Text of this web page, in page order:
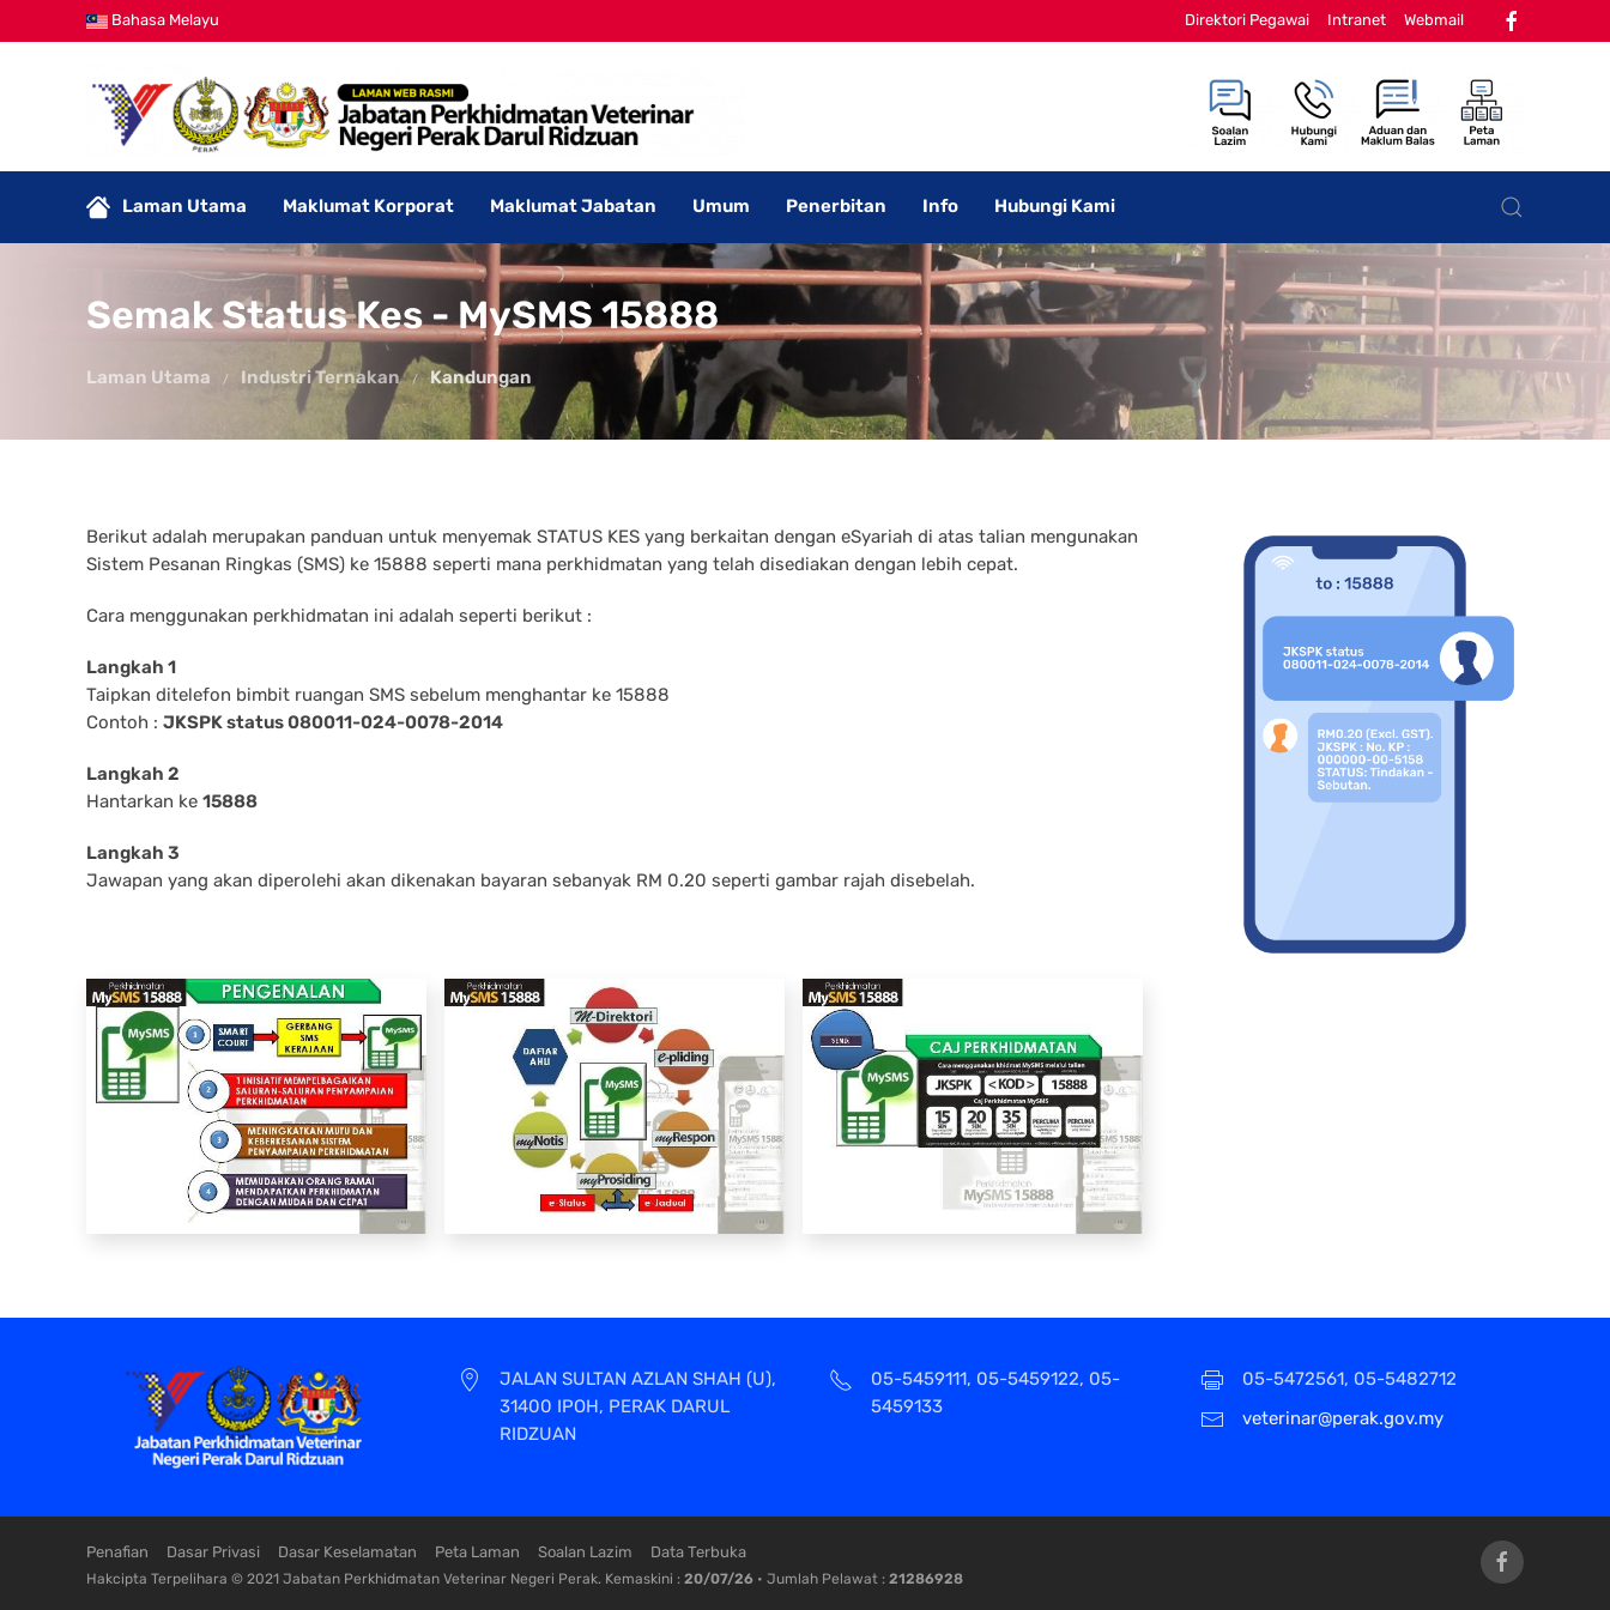
Bahasa Melayu Direktori Pegawai Intranet Webmail
Laman Utama Maklumat Korporat Maklumat Jabatan Umum Penerbitan Info Hubungi Kami
Semak Status Kes - MySMS 15888
Laman Utama Industri Ternakan Kandungan
Berikut adalah merupakan panduan untuk menyemak STATUS KES yang berkaitan dengan eSyariah di atas talian mengunakan
Sistem Pesanan Ringkas (SMS) ke 15888 seperti mana perkhidmatan yang telah disediakan dengan lebih cepat.
Cara menggunakan perkhidmatan ini adalah seperti berikut :
Langkah 1
Taipkan ditelefon bimbit ruangan SMS sebelum menghantar ke 15888
Contoh : JKSPK status 080011-024-0078-2014
Langkah 2
Hantarkan ke 15888
Langkah 3
Jawapan yang akan diperolehi akan dikenakan bayaran sebanyak RM 0.20 seperti gambar rajah disebelah.
JALAN SULTAN AZLAN SHAH (U),
31400 IPOH, PERAK DARUL
RIDZUAN
05-5459111, 05-5459122, 05-
5459133
05-5472561, 05-5482712
veterinar@perak.gov.my
Penafian Dasar Privasi Dasar Keselamatan Peta Laman Soalan Lazim Data Terbuka
Hakcipta Terpelihara © 2021 Jabatan Perkhidmatan Veterinar Negeri Perak. Kemaskini : 20/07/26 • Jumlah Pelawat : 21286928